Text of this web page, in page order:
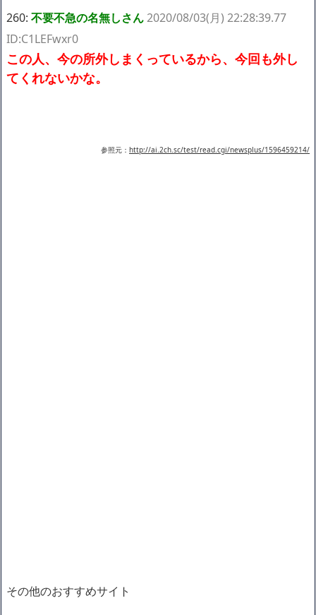
260: 不要不急の名無しさん2020/08/03(月) 22:28:39.77
ID:C1LEFwxr0
この人、今の所外しまくっているから、今回も外し
てくれないかな。
参照元： http://ai.2ch.sc/test/read.cgi/newsplus/1596459214/
その他のおすすめサイト